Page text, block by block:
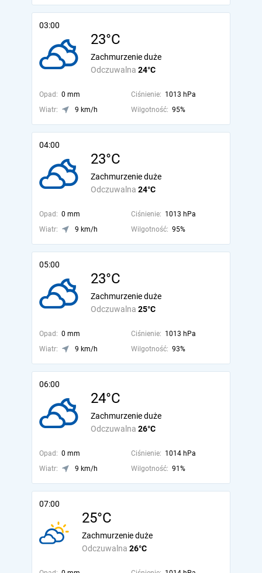
03:00
23°C
Odczuwalna 24°C
Zachmurzenie duże
Opad: 0 mm Ciśnienie: 1013 hPa
Wiatr:
9 km/h Wilgotność: 95%
04:00
23°C
Odczuwalna 24°C
Zachmurzenie duże
Opad: 0 mm Ciśnienie: 1013 hPa
Wiatr:
9 km/h Wilgotność: 95%
05:00
23°C
Odczuwalna 25°C
Zachmurzenie duże
Opad: 0 mm Ciśnienie: 1013 hPa
Wiatr:
9 km/h Wilgotność: 93%
06:00
24°C
Odczuwalna 26°C
Zachmurzenie duże
Opad: 0 mm Ciśnienie: 1014 hPa
Wiatr:
9 km/h Wilgotność: 91%
07:00
25°C
Odczuwalna 26°C
Zachmurzenie duże